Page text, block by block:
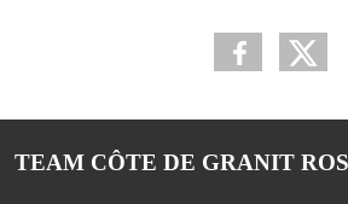
TEAM CÔTE DE GRANIT